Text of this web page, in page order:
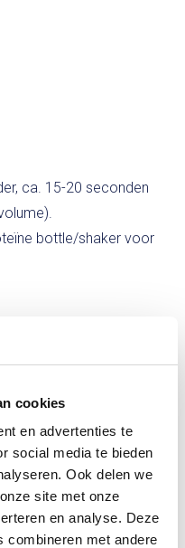
cookies
en advertenties te
social media te bieden
Ook delen we
site met onze
en analyse. Deze
combineren met andere
ca. 15-20 seconden
bottle/shaker voor
FB en Insta voor